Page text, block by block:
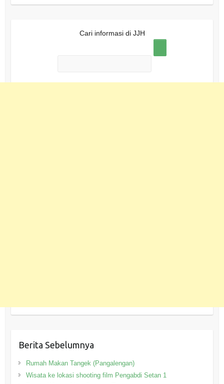
Cari informasi di JJH
Berita Sebelumnya
Rumah Makan Tangek (Pangalengan)
Wisata ke lokasi shooting film Pengabdi Setan 1